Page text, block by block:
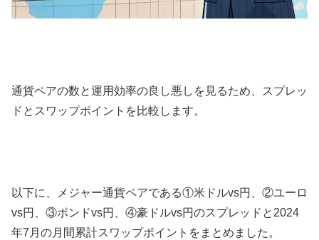
通貨ペアの数と運用効率の良し悪しを見るため、スプレッ
ドとスワップポイントを比較します。
以下に、メジャー通貨ペアである①米ドルvs円、②ユーロ
vs円、③ポンドvs円、④豪ドルvs円のスプレッドと2024
年7月の月間累計スワップポイントをまとめました。